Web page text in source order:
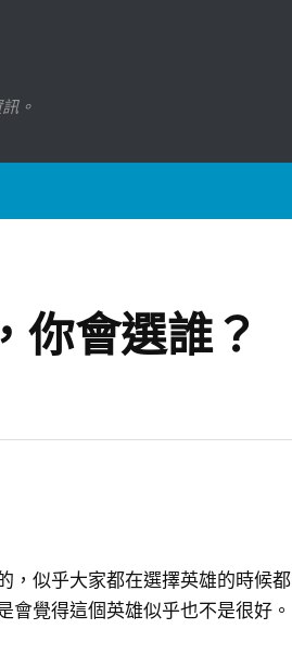
。
你會選誰？
，似乎大家都在選擇英雄的時候都
會覺得這個英雄似乎也不是很好。